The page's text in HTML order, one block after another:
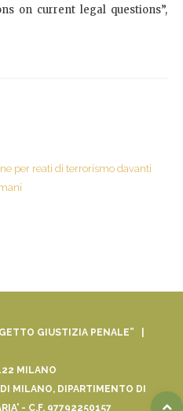
on current legal questions”,
per reati di terrorismo davanti
GIUSTIZIA PENALE” |
MILANO
MILANO, DIPARTIMENTO DI
- C.F. 97792250157